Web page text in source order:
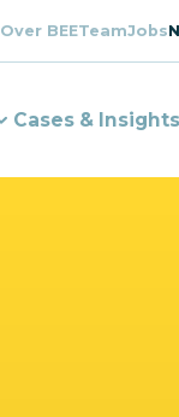
Cases & Insights
Over BEETeamJobs